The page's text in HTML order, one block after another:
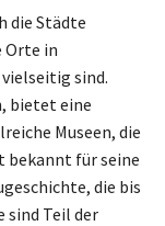
die Städte
Orte in
sind.
bietet eine
Museen, die
bekannt für seine
die bis
sind Teil der